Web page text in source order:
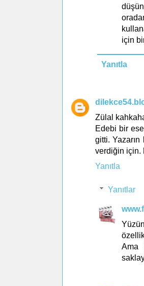
için
Yanıtla
Zülal
Edebi bir
gitti.
verdiğin için.
Yanıtla
Yanıtlar
Ama